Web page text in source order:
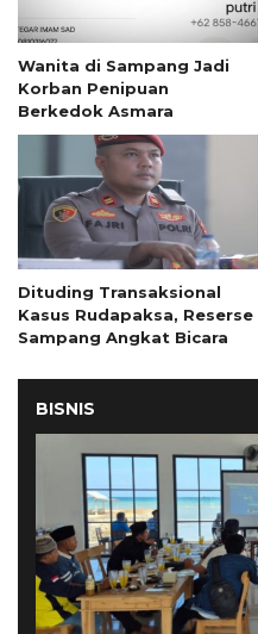
Wanita di Sampang Jadi
Korban Penipuan
Berkedok Asmara
Dituding Transaksional
Kasus Rudapaksa, Reserse
Sampang Angkat Bicara
BISNIS